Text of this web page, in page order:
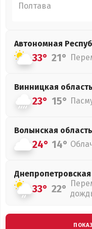
Полтава
Автономная
33° 21°
Винницкая область
23° 15°
Волынская область
24° 14°
Днепропетровская
33° 22°